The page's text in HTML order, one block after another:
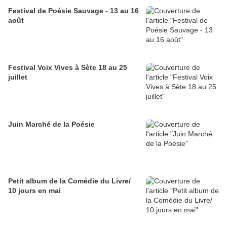
Festival de Poésie Sauvage - 13 au 16
août
Festival Voix Vives à Sète 18 au 25
juillet
Juin Marché de la Poésie
Petit album de la Comédie du Livre/
10 jours en mai